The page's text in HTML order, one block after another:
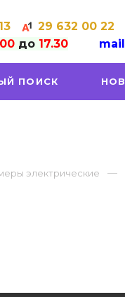
29 632 00 22
до 17.30
ПОИСК
электрические